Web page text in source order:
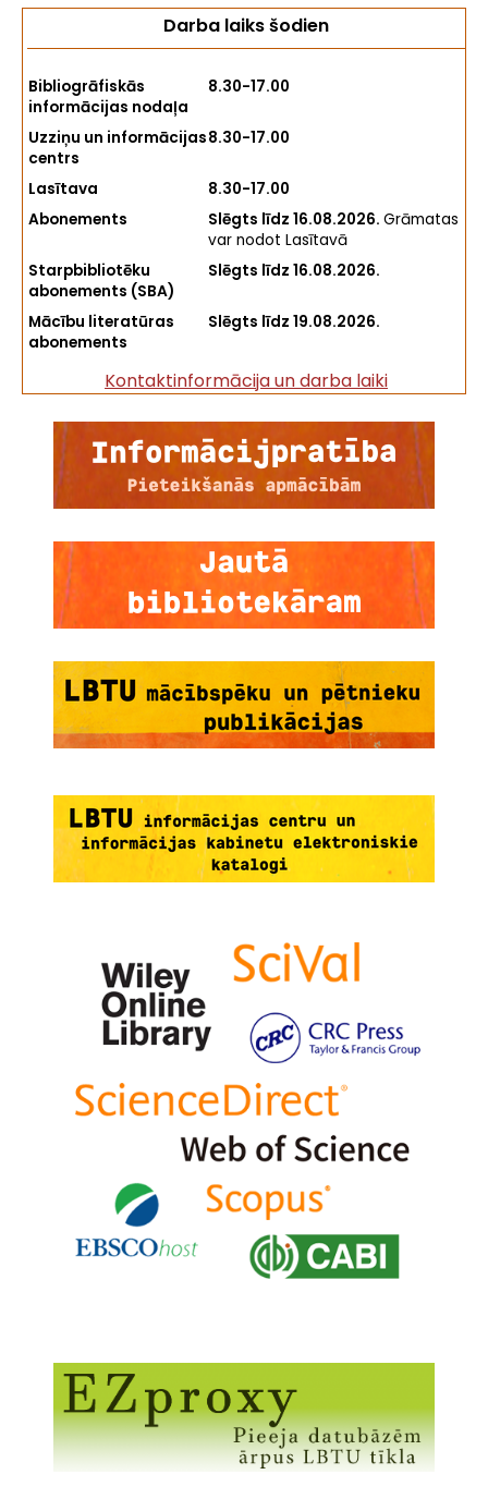
Darba laiks šodien
Bibliogrāfiskās
informācijas nodaļa
8.30-17.00
Uzziņu un informācijas
centrs
8.30-17.00
Lasītava
8.30-17.00
Abonements
Slēgts līdz 16.08.2026.Grāmatas
var nodot Lasītavā
Starpbibliotēku
abonements (SBA)
Slēgts līdz 16.08.2026.
Mācību literatūras
abonements
Slēgts līdz 19.08.2026.
Kontaktinformācija un darba laiki